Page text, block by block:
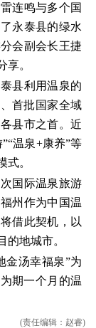
连鸣与多个国
永泰县的绿水
会副会长王捷
享。
县利用温泉的
首批国家全域
县市之首。近
温泉+康养”等
式。
国际温泉旅游
州作为中国温
借此契机，以
地城市。
金汤幸福泉”为
期一个月的温
(责任编辑：赵睿)